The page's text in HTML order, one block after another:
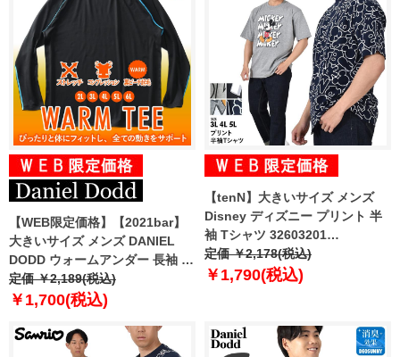
【WEB限定価格】【2021bar】
大きいサイズ メンズ DANIEL
DODD ウォームアンダー 長袖 T
シャツ コンプレッション 裏ピー
チ起毛 azit-210501
定価 ￥2,189(税込)
￥1,700(税込)
【tenN】大きいサイズ メンズ
Disney ディズニー プリント 半
袖 Tシャツ 32603201
【uk0312】
定価 ￥2,178(税込)
￥1,790(税込)